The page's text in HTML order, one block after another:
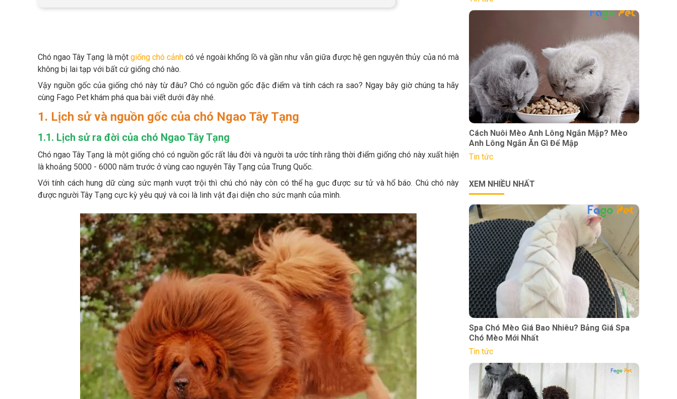
Chó ngao Tây Tạng là một giống chó cảnh có vẻ ngoài khổng lồ và gần như vẫn giữa được hệ gen nguyên thủy của nó mà
không bị lai tạp với bất cứ giống chó nào.
Vậy nguồn gốc của giống chó này từ đâu? Chó có nguồn gốc đặc điểm và tính cách ra sao? Ngay bây giờ chúng ta hãy
cùng Fago Pet khám phá qua bài viết dưới đây nhé.
1. Lịch sử và nguồn gốc của chó Ngao Tây Tạng
1.1. Lịch sử ra đời của chó Ngao Tây Tạng
Chó ngao Tây Tạng là một giống chó có nguồn gốc rất lâu đời và người ta ước tính rằng thời điểm giống chó này xuất hiện
là khoảng 5000 - 6000 năm trước ở vùng cao nguyên Tây Tạng của Trung Quốc.
Với tính cách hung dữ cùng sức mạnh vượt trội thì chú chó này còn có thể hạ gục được sư tử và hổ báo. Chú chó này
được người Tây Tạng cực kỳ yêu quý và coi là linh vật đại diện cho sức mạnh của mình.
Cách Nuôi Mèo Anh Lông Ngắn Mập? Mèo
Anh Lông Ngắn Ăn Gì Để Mập
Tin tức
XEM NHIỀU NHẤT
Spa Chó Mèo Giá Bao Nhiêu? Bảng Giá Spa
Chó Mèo Mới Nhất
Tin tức